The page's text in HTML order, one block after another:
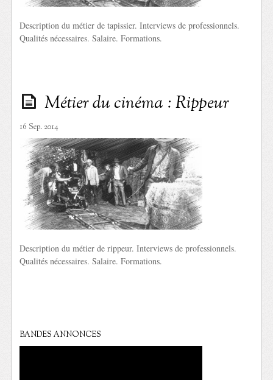
Description du métier de tapissier. Interviews de professionnels.
Qualités nécessaires. Salaire. Formations.
Métier du cinéma : Rippeur
16 Sep. 2014
Description du métier de rippeur. Interviews de professionnels.
Qualités nécessaires. Salaire. Formations.
BANDES ANNONCES